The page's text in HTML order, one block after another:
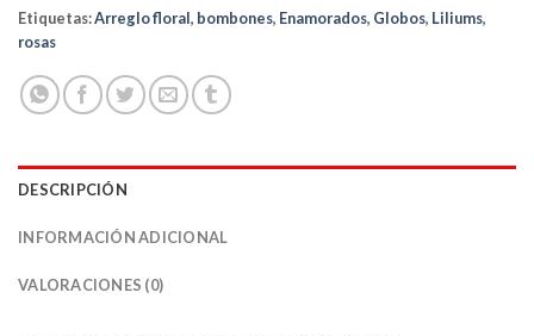
Etiquetas:Arreglo floral, bombones, Enamorados, Globos, Liliums,
rosas
DESCRIPCIÓN
INFORMACIÓN ADICIONAL
VALORACIONES (0)